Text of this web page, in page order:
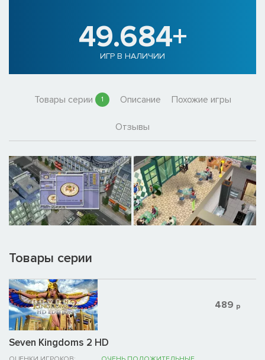
49.684+
ИГР В НАЛИЧИИ
Товары серии 1 Описание Похожие игры
Отзывы
Товары серии
Seven Kingdoms 2 HD
489 р